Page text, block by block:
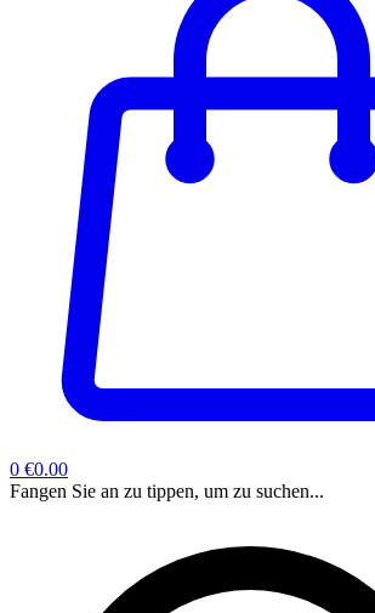
0 €0.00
Fangen Sie an zu tippen, um zu suchen...